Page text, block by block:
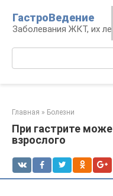
контенту
ГастроВедение
Заболевания ЖКТ, их
Главная » Болезни
При гастрите
взрослого